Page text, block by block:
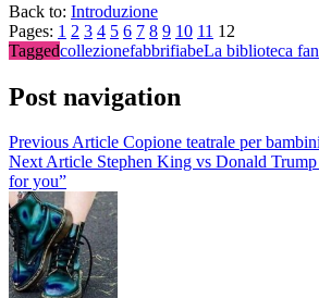
Back to: Introduzione
Pages: 1 2 3 4 5 6 7 8 9 10 11 12
TaggedcollezionefabbrifiabeLa biblioteca
Post navigation
Previous Article Copione teatrale per
Next Article Stephen King vs Donald
for you”